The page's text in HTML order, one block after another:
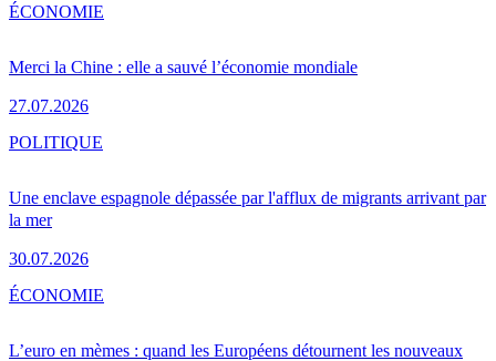
Merci la Chine : elle a sauvé l’économie mondiale
27.07.2026
ÉCONOMIE
Une enclave espagnole dépassée par l'afflux de migrants arrivant par
la mer
30.07.2026
POLITIQUE
L’euro en mèmes : quand les Européens détournent les nouveaux
ÉCONOMIE